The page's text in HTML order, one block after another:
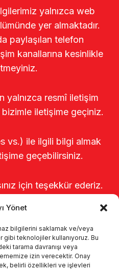
Yönet
bilgilerini saklamak ve/veya
gibi teknolojiler kullanıyoruz. Bu
tarama davranışı veya
izin verecektir. Onay
belirli özellikleri ve işlevleri
yalnızca web
yer almaktadır.
paylaşılan telefon
kanallarına kesinlikle
yalnızca resmî iletişim
bizimle iletişime geçiniz.
vs.) ile ilgili bilgi almak
geçebilirsiniz.
için teşekkür ederiz.